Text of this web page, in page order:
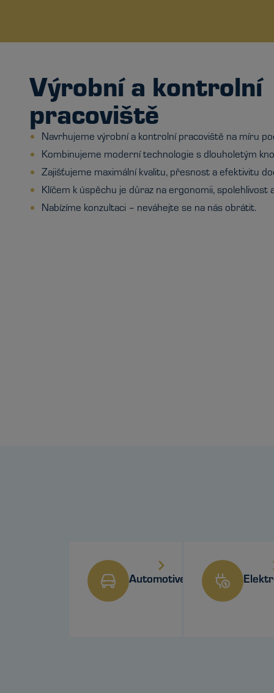
Výrobní a kontrolní
pracoviště
Navrhujeme výrobní a kontrolní pracoviště na míru
Kombinujeme moderní technologie s dlouholetým
Zajišťujeme maximální kvalitu, přesnost a efektivitu
Klíčem k úspěchu je důraz na ergonomii, spolehlivost
Nabízíme konzultaci – neváhejte se na nás obrátit.
Automotive